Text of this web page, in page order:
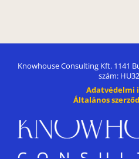
Knowhouse Consulting Kft. 1141
szám:
Adatvédelmi
Általános